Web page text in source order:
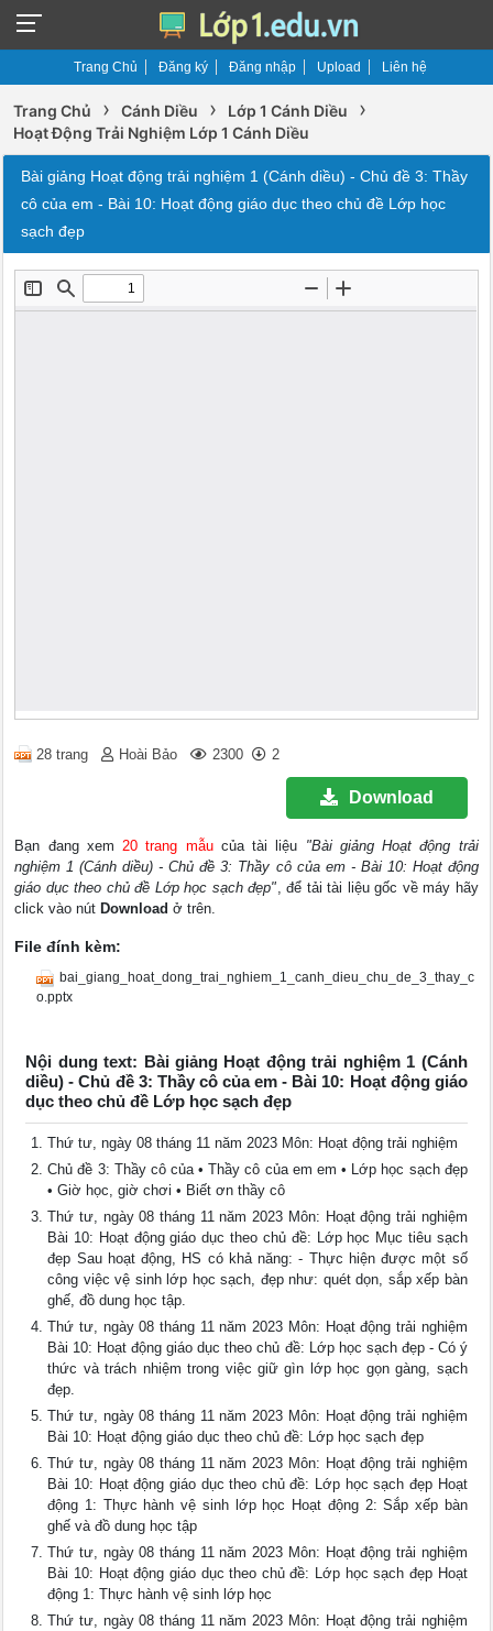
Trang Chủ Đăng ký Đăng nhập Upload Liên hệ
Trang Chủ › Cánh Diều › Lớp 1 Cánh Diều ›
Hoạt Động Trải Nghiệm Lớp 1 Cánh Diều
Bài giảng Hoạt động trải nghiệm 1 (Cánh diều) - Chủ đề 3: Thầy
cô của em - Bài 10: Hoạt động giáo dục theo chủ đề Lớp học
sạch đẹp
28 trang Hoài Bảo 2300 2
Download
Bạn đang xem20 trang mẫucủa tài liệu "Bài giảng Hoạt động trải
nghiệm 1 (Cánh diều) - Chủ đề 3: Thầy cô của em - Bài 10: Hoạt động
giáo dục theo chủ đề Lớp học sạch đẹp", để tải tài liệu gốc về máy hãy
click vào nút Download ở trên.
File đính kèm:
bai_giang_hoat_dong_trai_nghiem_1_canh_dieu_chu_de_3_thay_c
o.pptx
Nội dung text: Bài giảng Hoạt động trải nghiệm 1 (Cánh
diều) - Chủ đề 3: Thầy cô của em - Bài 10: Hoạt động giáo
dục theo chủ đề Lớp học sạch đẹp
Thứ tư, ngày 08 tháng 11 năm 2023 Môn: Hoạt động trải nghiệm
Chủ đề 3: Thầy cô của • Thầy cô của em em • Lớp học sạch đẹp
• Giờ học, giờ chơi • Biết ơn thầy cô
Thứ tư, ngày 08 tháng 11 năm 2023 Môn: Hoạt động trải nghiệm
Bài 10: Hoạt động giáo dục theo chủ đề: Lớp học Mục tiêu sạch
đẹp Sau hoạt động, HS có khả năng: - Thực hiện được một số
công việc vệ sinh lớp học sạch, đẹp như: quét dọn, sắp xếp bàn
ghế, đồ dung học tập.
Thứ tư, ngày 08 tháng 11 năm 2023 Môn: Hoạt động trải nghiệm
Bài 10: Hoạt động giáo dục theo chủ đề: Lớp học sạch đẹp - Có ý
thức và trách nhiệm trong việc giữ gìn lớp học gọn gàng, sạch
đẹp.
Thứ tư, ngày 08 tháng 11 năm 2023 Môn: Hoạt động trải nghiệm
Bài 10: Hoạt động giáo dục theo chủ đề: Lớp học sạch đẹp
Thứ tư, ngày 08 tháng 11 năm 2023 Môn: Hoạt động trải nghiệm
Bài 10: Hoạt động giáo dục theo chủ đề: Lớp học sạch đẹp Hoạt
động 1: Thực hành vệ sinh lớp học Hoạt động 2: Sắp xếp bàn
ghế và đồ dung học tập
Thứ tư, ngày 08 tháng 11 năm 2023 Môn: Hoạt động trải nghiệm
Bài 10: Hoạt động giáo dục theo chủ đề: Lớp học sạch đẹp Hoạt
động 1: Thực hành vệ sinh lớp học
Thứ tư, ngày 08 tháng 11 năm 2023 Môn: Hoạt động trải nghiệm